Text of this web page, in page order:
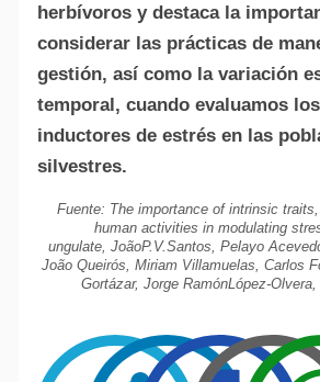
herbívoros y destaca la
considerar las prácticas de
gestión, así como la variación
temporal, cuando evaluamos
inductores de estrés en las
silvestres.
Fuente: The importance of intrinsic
human activities in modulating
ungulate, JoãoP.V.Santos, Pelayo
João Queirós, Miriam Villamuelas, Carlos
Gortázar, Jorge RamónLópez-